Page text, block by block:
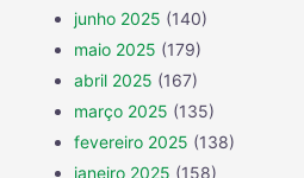
junho 2025 (140)
maio 2025 (179)
abril 2025 (167)
março 2025 (135)
fevereiro 2025 (138)
janeiro 2025 (158)